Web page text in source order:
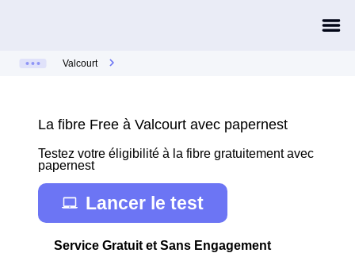
Valcourt
La fibre Free à Valcourt avec papernest
Testez votre éligibilité à la fibre gratuitement avec
papernest
Lancer le test
Service Gratuit et Sans Engagement